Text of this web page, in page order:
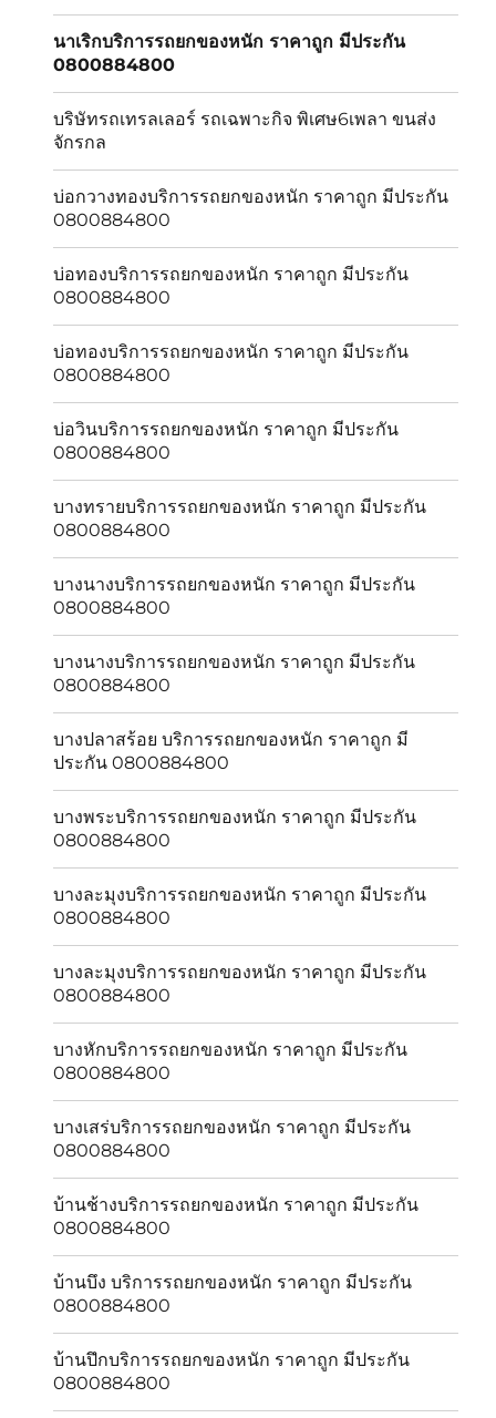
นาเริกบริการรถยกของหนัก ราคาถูก มีประกัน
0800884800
บริษัทรถเทรลเลอร์ รถเฉพาะกิจ พิเศษ6เพลา ขนส่ง
จักรกล
บ่อกวางทองบริการรถยกของหนัก ราคาถูก มีประกัน
0800884800
บ่อทองบริการรถยกของหนัก ราคาถูก มีประกัน
0800884800
บ่อทองบริการรถยกของหนัก ราคาถูก มีประกัน
0800884800
บ่อวินบริการรถยกของหนัก ราคาถูก มีประกัน
0800884800
บางทรายบริการรถยกของหนัก ราคาถูก มีประกัน
0800884800
บางนางบริการรถยกของหนัก ราคาถูก มีประกัน
0800884800
บางนางบริการรถยกของหนัก ราคาถูก มีประกัน
0800884800
บางปลาสร้อย บริการรถยกของหนัก ราคาถูก มี
ประกัน 0800884800
บางพระบริการรถยกของหนัก ราคาถูก มีประกัน
0800884800
บางละมุงบริการรถยกของหนัก ราคาถูก มีประกัน
0800884800
บางละมุงบริการรถยกของหนัก ราคาถูก มีประกัน
0800884800
บางหักบริการรถยกของหนัก ราคาถูก มีประกัน
0800884800
บางเสร่บริการรถยกของหนัก ราคาถูก มีประกัน
0800884800
บ้านช้างบริการรถยกของหนัก ราคาถูก มีประกัน
0800884800
บ้านบึง บริการรถยกของหนัก ราคาถูก มีประกัน
0800884800
บ้านปึกบริการรถยกของหนัก ราคาถูก มีประกัน
0800884800